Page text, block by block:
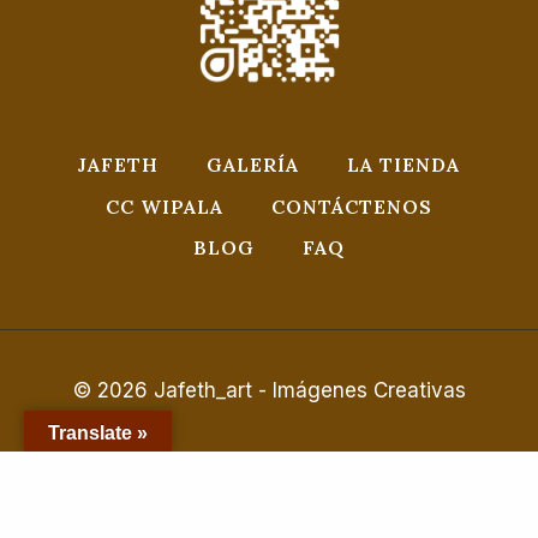
JAFETH GALERÍA
LA TIENDA
CC WIPALA
CONTÁCTENOS
BLOG
FAQ
© 2026 Jafeth_art - Imágenes Creativas
Translate »